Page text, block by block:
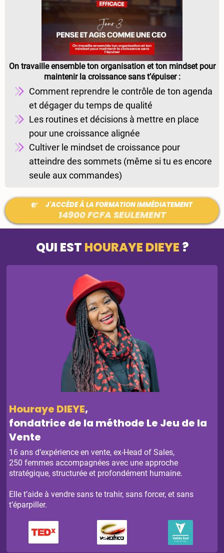
On travaille ensemble ton organisation et ton mindset pour
maintenir la croissance sans t’épuiser :
Comment reprendre le contrôle de ton agenda
et dégager du temps de qualité
Les routines et décisions à mettre en place
pour une croissance alignée
Cultiver le mindset de croissance pour
atteindre des sommets (même si tu es encore
seule aux commandes)
J'ACCÈDE À LA FORMATION IMMÉDIATEMENT
14900 FCFA SEULEMENT
QUI EST HOURAYE DIEYE ?
Houraye DIEYE,
fondatrice de la méthode Le Jeu de la
Vente
16 ans d’expérience en vente, ex-Head of Sales,
250 femmes accompagnées avec une approche
stratégique, structurée et profondément humaine.
Elle t’aide à vendre sans te trahir, sans forcer, et sans
t’éparpiller.